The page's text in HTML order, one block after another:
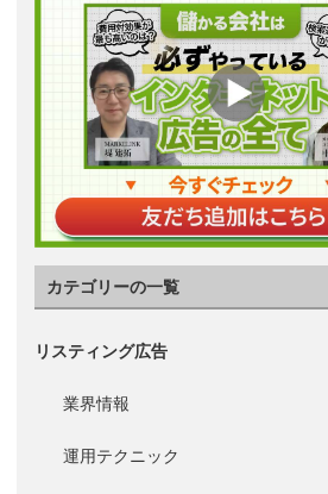
カテゴリーの一覧
リスティング広告
業界情報
運用テクニック